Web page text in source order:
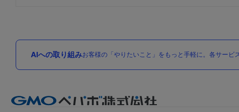
AIへの取り組みお客様の「やりたいこと」をもっと手軽に。各サービ